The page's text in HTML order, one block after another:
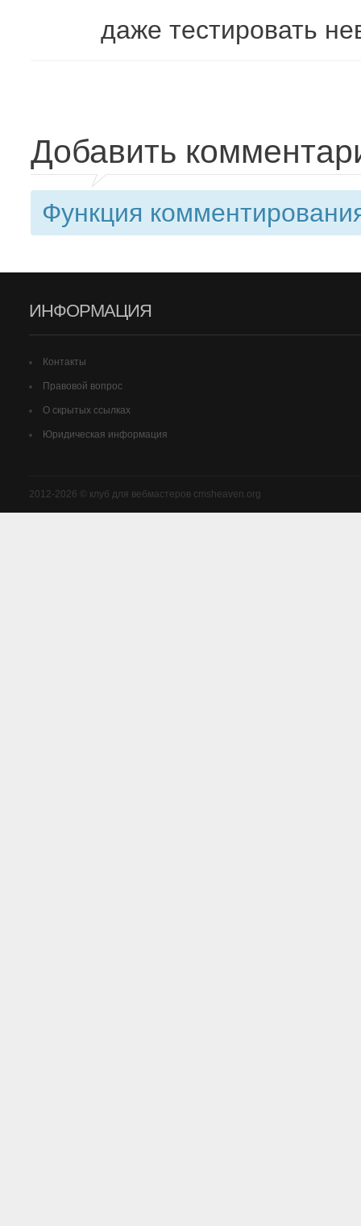
даже тестировать
Добавить
Функция
ИНФОРМАЦИЯ
Контакты
Правовой вопрос
О скрытых ссылках
Юридическая информация
2012-2026 © клуб для вебмастеров cmsheaven.org